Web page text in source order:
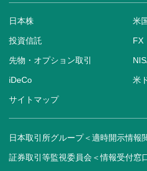
日本株 米
投資信託 FX
先物・オプション取引
iDeCo 米
サイトマップ
日本取引所グループ＜適時開示情報
証券取引等監視委員会＜情報受付窓